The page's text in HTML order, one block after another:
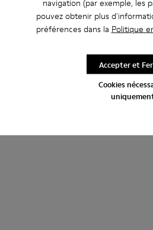
navigation (par exemple, les
pouvez obtenir plus
préférences dans la Politique
Cookies
Accepter et
Enfant